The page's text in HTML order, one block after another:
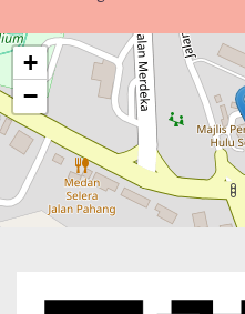
+
−